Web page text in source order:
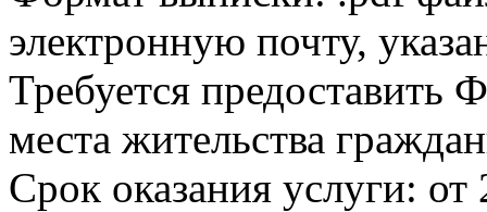
электронную почту,
Требуется
места жительства
Срок оказания услуги: от